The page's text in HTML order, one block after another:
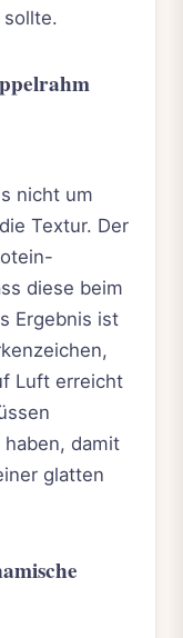
sollte.
nicht um
Textur. Der
diese beim
Ergebnis ist
Luft erreicht
damit
glatten